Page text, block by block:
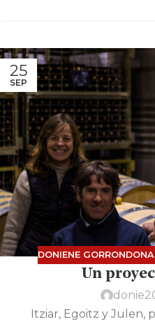
25
SEP
DONIENE GORRONDONA
Un
Itziar, Egoitz y Julen,